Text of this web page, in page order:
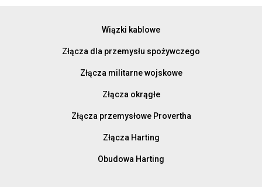
Wiązki kablowe
Złącza dla przemysłu spożywczego
Złącza militarne wojskowe
Złącza okrągłe
Złącza przemysłowe Provertha
Złącza Harting
Obudowa Harting